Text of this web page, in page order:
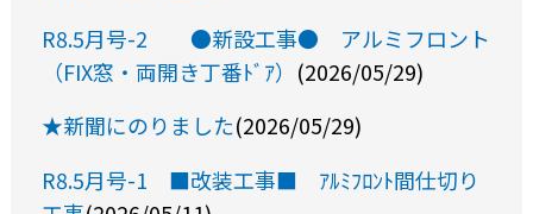
R8.5月号-2 ●新設工事● アルミフロント
（FIX窓・両開き丁番ﾄﾞｱ） (2026/05/29)
★新聞にのりました(2026/05/29)
R8.5月号-1 ■改装工事■ ｱﾙﾐﾌﾛﾝﾄ間仕切り